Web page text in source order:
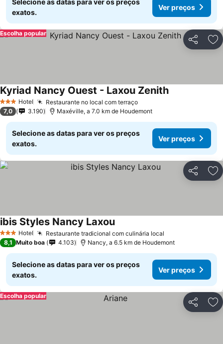
Selecione as datas para ver os preços
exatos.
Ver preços
Partilhar
Escolha popular
3 EstrelasHotel Restaurante no local com terraço
Kyriad Nancy Ouest - Laxou Zenith
7,0 3.190 Maxéville, a 7.0 km de Houdemont
Selecione as datas para ver os preços
exatos.
Ver preços
Partilhar
3 EstrelasHotel Restaurante tradicional com culinária local
ibis Styles Nancy Laxou
8,1 Muito boa 4.103 Nancy, a 6.5 km de Houdemont
Selecione as datas para ver os preços
exatos.
Ver preços
Partilhar
Escolha popular